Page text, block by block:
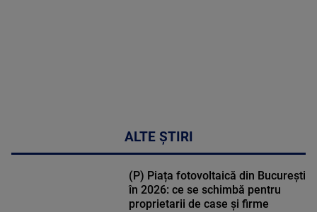
ALTE ȘTIRI
(P) Piața fotovoltaică din București
în 2026: ce se schimbă pentru
proprietarii de case și firme